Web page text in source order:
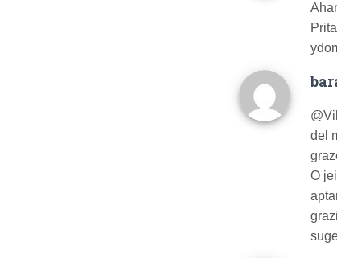
del
O